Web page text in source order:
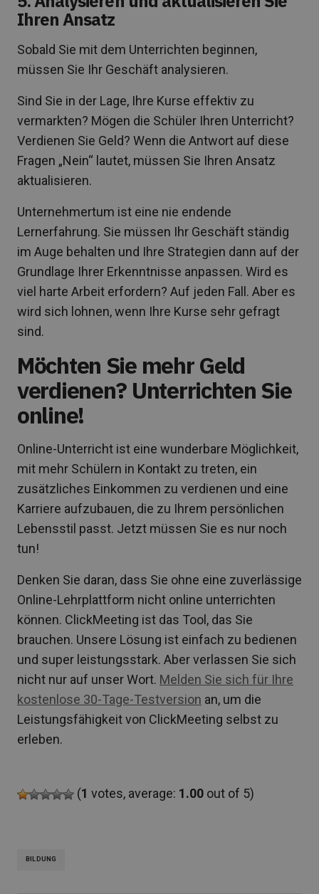
Ihren Ansatz
Sobald Sie mit dem Unterrichten beginnen,
müssen Sie Ihr Geschäft analysieren.
Sind Sie in der Lage, Ihre Kurse effektiv zu
vermarkten? Mögen die Schüler Ihren Unterricht?
Verdienen Sie Geld? Wenn die Antwort auf diese
Fragen „Nein“ lautet, müssen Sie Ihren Ansatz
aktualisieren.
Unternehmertum ist eine nie endende
Lernerfahrung. Sie müssen Ihr Geschäft ständig
im Auge behalten und Ihre Strategien dann auf der
Grundlage Ihrer Erkenntnisse anpassen. Wird es
viel harte Arbeit erfordern? Auf jeden Fall. Aber es
wird sich lohnen, wenn Ihre Kurse sehr gefragt
sind.
Möchten Sie mehr Geld
verdienen? Unterrichten Sie
online!
Online-Unterricht ist eine wunderbare Möglichkeit,
mit mehr Schülern in Kontakt zu treten, ein
zusätzliches Einkommen zu verdienen und eine
Karriere aufzubauen, die zu Ihrem persönlichen
Lebensstil passt. Jetzt müssen Sie es nur noch
tun!
Denken Sie daran, dass Sie ohne eine zuverlässige
Online-Lehrplattform nicht online unterrichten
können. ClickMeeting ist das Tool, das Sie
brauchen. Unsere Lösung ist einfach zu bedienen
und super leistungsstark. Aber verlassen Sie sich
nicht nur auf unser Wort. Melden Sie sich für Ihre
kostenlose 30-Tage-Testversion an, um die
Leistungsfähigkeit von ClickMeeting selbst zu
erleben.
(1 votes, average: 1.00 out of 5)
BILDUNG